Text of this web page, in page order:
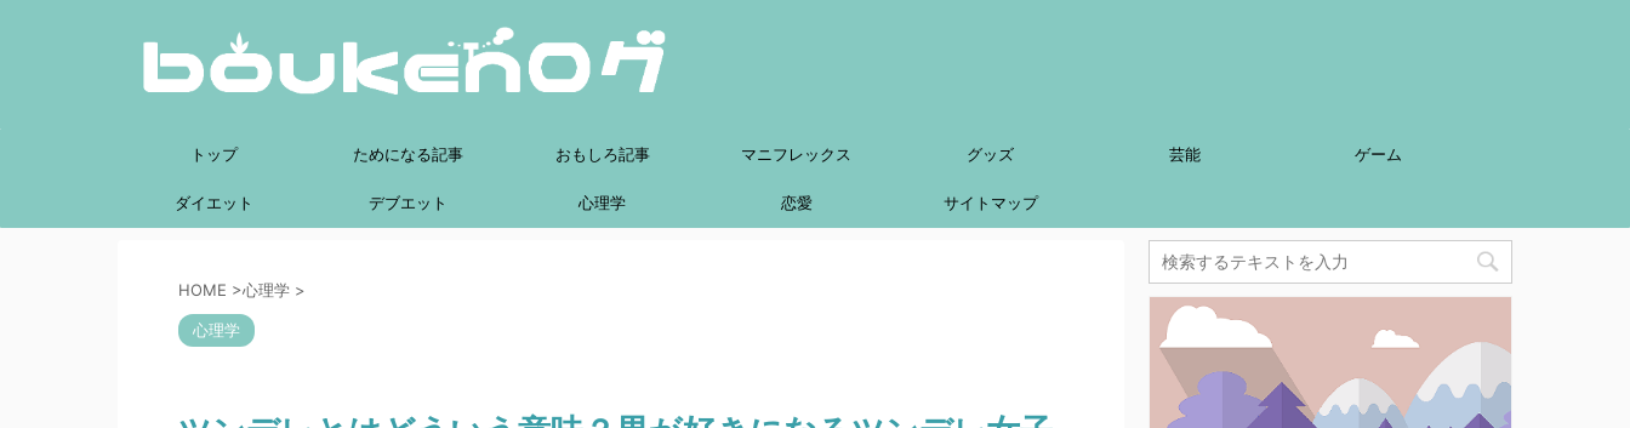
トップ ためになる記事 おもしろ記事 マニフレックス グッズ 芸能 ゲーム
ダイエット デブエット 心理学 恋愛 サイトマップ
HOME >心理学 >
心理学